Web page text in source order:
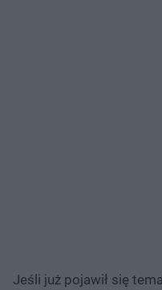
Jeśli już pojawił się